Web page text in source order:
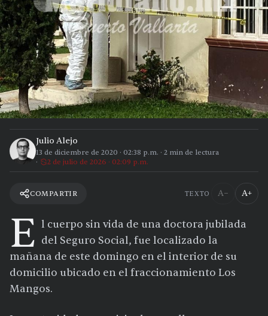
Julio Alejo
13 de diciembre de 2020 · 02:38 p.m. · 2 min de lectura
2 de julio de 2026 · 02:09 p.m.
COMPARTIR TEXTO A− A+
E l cuerpo sin vida de una doctora jubilada
del Seguro Social, fue localizado la
mañana de este domingo en el interior de su
domicilio ubicado en el fraccionamiento Los
Mangos.